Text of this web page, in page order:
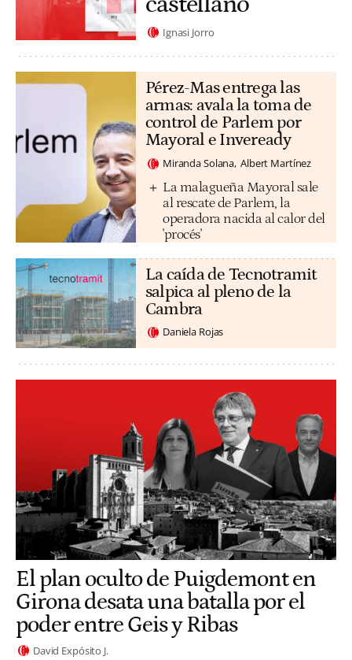
Ignasi Jorro
Pérez-Mas entrega las
armas: avala la toma de
control de Parlem por
Mayoral e Inveready
Miranda Solana Albert Martínez
La malagueña Mayoral sale
al rescate de Parlem, la
operadora nacida al calor del
'procés'
La caída de Tecnotramit
salpica al pleno de la
Cambra
Daniela Rojas
El plan oculto de Puigdemont en
Girona desata una batalla por el
poder entre Geis y Ribas
David Expósito J.